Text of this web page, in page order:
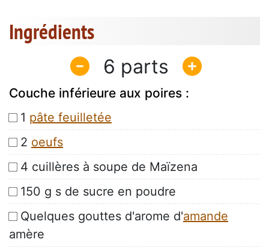
Ingrédients
6
Couche inférieure aux poires :
1 pâte feuilletée
2 oeufs
4 cuillères à soupe de Maïzena
150 g s de sucre en poudre
Quelques gouttes d'arome d'amande
amère